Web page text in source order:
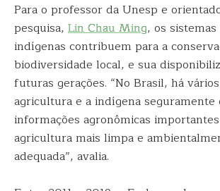
Para o professor da Unesp e
pesquisa, LinChauMing, os
indígenas contribuem para a
biodiversidade local, e sua
futuras gerações. “No Brasil, há
agricultura e a indígena seguramente
informações agronômicas
agricultura mais limpa e
adequada”, avalia.